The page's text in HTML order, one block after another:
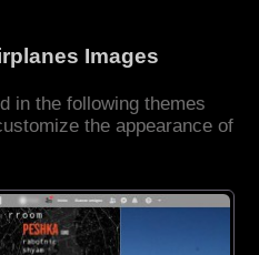
Images
in the following themes
the appearance of